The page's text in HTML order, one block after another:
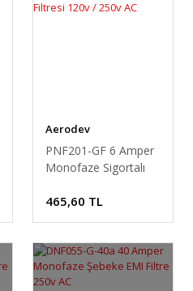
Aerodev
PNF201-GF 6 Amper
Monofaze Sigortalı
250v AC
465,60 TL